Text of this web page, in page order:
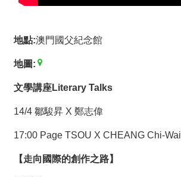
入
光
華
友
聯
我
地點:澳門國父紀念館
地圖:
文學講座Literary Talks
14/4 鄒駿昇 X 鄭志偉
17:00 Page TSOU X CHEANG Chi-Wai
【走向國際的創作之路】